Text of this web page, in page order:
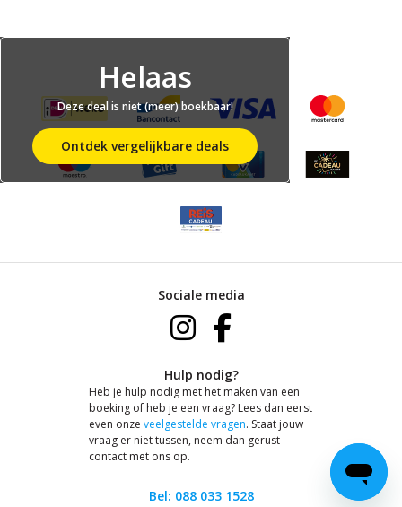
Helaas
Deze deal is niet (meer) boekbaar!
Ontdek vergelijkbare deals
Sociale media
Hulp nodig?
Heb je hulp nodig met het maken van een
boeking of heb je een vraag? Lees dan eerst
even onze veelgestelde vragen. Staat jouw
vraag er niet tussen, neem dan gerust
contact met ons op.
Bel: 088 033 1528